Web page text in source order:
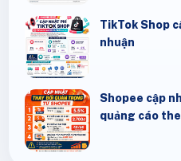
TikTok Shop
nhuận
Shopee cập
quảng cáo